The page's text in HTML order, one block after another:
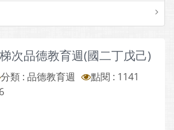
次品德教育週(國二丁戊己)
分類 : 品德教育週
點閱 : 1141